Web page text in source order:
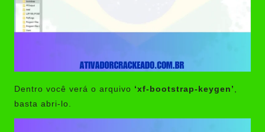
Dentro você verá o arquivo ‘xf-bootstrap-keygen’ ,
basta abri-lo.